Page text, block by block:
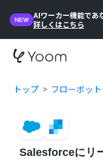
NEW
AIワーカー機能であ
詳しくはこちら
トップ フローボッ
Salesforceにリ